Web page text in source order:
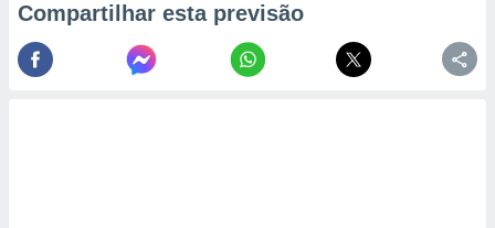
Compartilhar esta previsão